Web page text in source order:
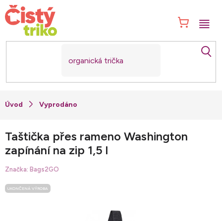
Přejít
na
obsah
Vyprodáno
Taštička přes rameno Washington
zapínání na zip 1,5 l
Značka: Bags2GO
UKONČENÁ VÝROBA